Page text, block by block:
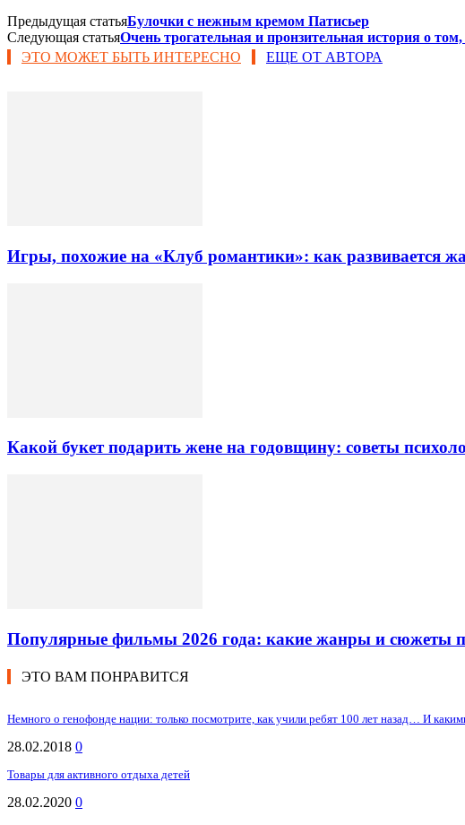
Предыдущая статьяБулочки с нежным кремом Патисьер
Следующая статьяОчень трогательная и пронзительная история о
ЭТО МОЖЕТ БЫТЬ ИНТЕРЕСНО
ЕЩЕ ОТ АВТОРА
Игры, похожие на «Клуб романтики»: как развивается
Какой букет подарить жене на годовщину: советы
Популярные фильмы 2026 года: какие жанры и сюжеты
ЭТО ВАМ ПОНРАВИТСЯ
Немного о генофонде нации: только посмотрите, как учили ребят 100 лет назад… И
28.02.2018 0
Товары для активного отдыха детей
28.02.2020 0